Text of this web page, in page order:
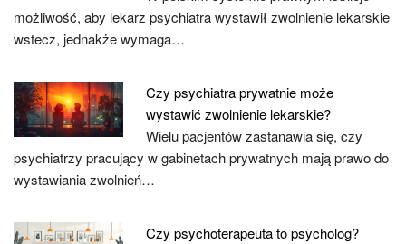
możliwość, aby lekarz psychiatra wystawił zwolnienie lekarskie
wstecz, jednakże wymaga…
Czy psychiatra prywatnie może
wystawić zwolnienie lekarskie?
Wielu pacjentów zastanawia się, czy
psychiatrzy pracujący w gabinetach prywatnych mają prawo do
wystawiania zwolnień…
Czy psychoterapeuta to psycholog?